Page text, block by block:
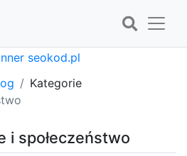
Kategorie
i społeczeństwo